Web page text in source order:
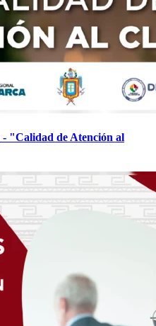
"Calidad de Atención al